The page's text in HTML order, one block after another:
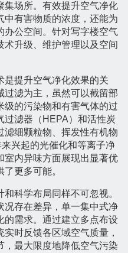
集场所。有效提升空气净化
中有害物质的浓度，还能为
办公空间。针对写字楼空气
升级、维护管理以及空间
是提升空气净化效果的关
过滤为主，虽然可以截留部
级的污染物和有害气体的过
过滤器（HEPA）和活性炭
滤细颗粒物、挥发性有机物
兴起的光催化和等离子净
室内异味方面展现出显著优
更多可能。
科学布局同样不可忽视。
况存在差异，单一集中式净
的需求。通过建立多点布设
时反馈各区域空气质量，
，最大限度地降低空气污染